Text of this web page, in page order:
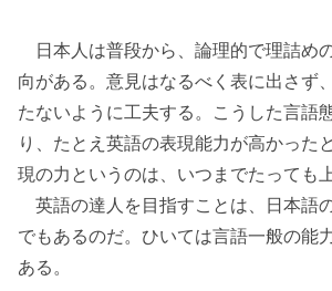
日本人は普段から、論理的で理詰め
向がある。意見はなるべく表に出さず
たないように工夫する。こうした言語
り、たとえ英語の表現能力が高かった
現の力というのは、いつまでたっても
英語の達人を目指すことは、日本語
でもあるのだ。ひいては言語一般の能
ある。